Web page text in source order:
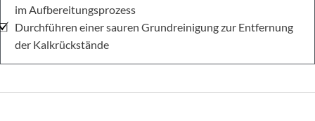
im Aufbereitungsprozess
Durchführen einer sauren Grundreinigung zur Entfernung
der Kalkrückstände